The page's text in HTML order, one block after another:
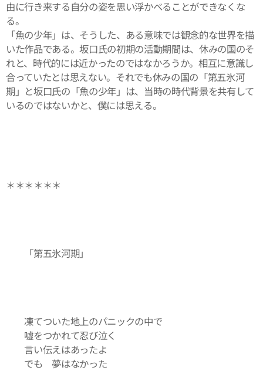
由に行き来する自分の姿を思い浮かべることができなくな
る。
「魚の少年」は、そうした、ある意味では観念的な世界を描
いた作品である。坂口氏の初期の活動期間は、休みの国のそ
れと、時代的には近かったのではなかろうか。相互に意識し
合っていたとは思えない。それでも休みの国の「第五氷河
期」と坂口氏の「魚の少年」は、当時の時代背景を共有して
いるのではないかと、僕には思える。
＊＊＊＊＊＊
「第五氷河期」
凍てついた地上のパニックの中で
嘘をつかれて忍び泣く
言い伝えはあったよ
でも 夢はなかった